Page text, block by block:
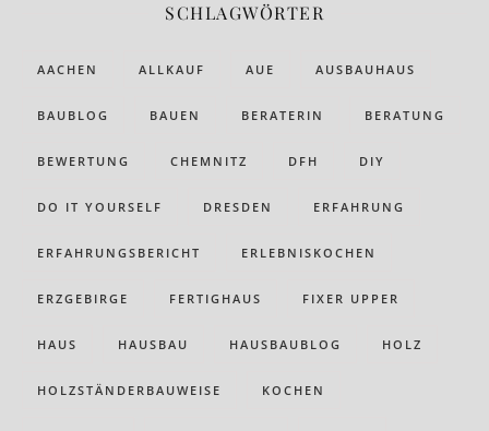
SCHLAGWÖRTER
AACHEN ALLKAUF AUE AUSBAUHAUS
BAUBLOG BAUEN BERATERIN BERATUNG
BEWERTUNG CHEMNITZ DFH DIY
DO IT YOURSELF DRESDEN ERFAHRUNG
ERFAHRUNGSBERICHT ERLEBNISKOCHEN
ERZGEBIRGE FERTIGHAUS FIXER UPPER
HAUS HAUSBAU HAUSBAUBLOG HOLZ
HOLZSTÄNDERBAUWEISE KOCHEN